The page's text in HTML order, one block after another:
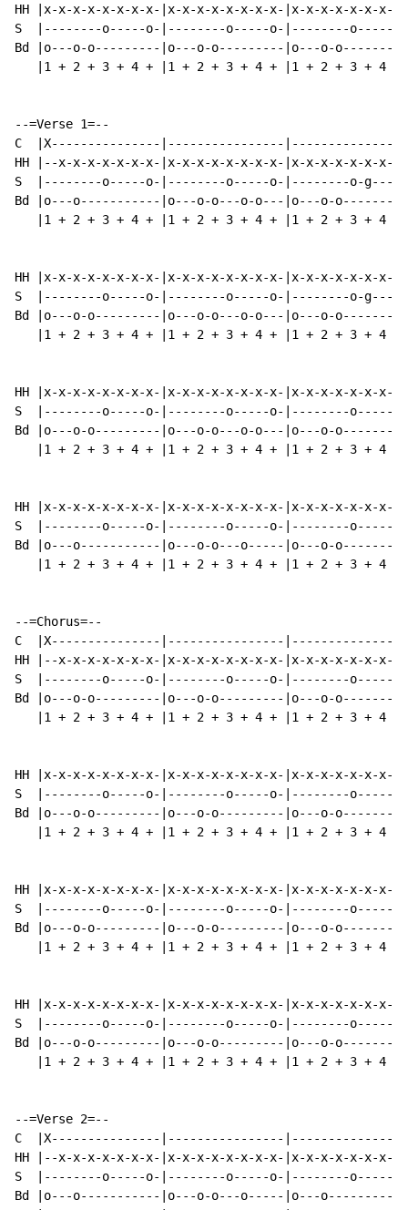
HH |x-x-x-x-x-x-x-x-|x-x-x-x-x-x-x-x-|x-x-x-x-x-x-x-
S  |--------o-----o-|--------o-----o-|--------o-----
Bd |o---o-o---------|o---o-o---------|o---o-
|1 + 2 + 3 + 4 + |1 + 2 + 3 + 4 + |1 + 2 + 3 + 4 +
--=Verse 1=--
C  |X---------------|----------------
HH |--x-x-x-x-x-x-x-|x-x-x-x-x-x-x-x-|x-x-x-x-x-x-x-
S  |--------o-----o-|--------o-----o-|--------o-g---
Bd |o---o-----------|o---o-o---o-o---|o---o-
|1 + 2 + 3 + 4 + |1 + 2 + 3 + 4 + |1 + 2 + 3 + 4 +
HH |x-x-x-x-x-x-x-x-|x-x-x-x-x-x-x-x-|x-x-x-x-x-x-x-
S  |--------o-----o-|--------o-----o-|--------o-g---
Bd |o---o-o---------|o---o-o---o-o---|o---o-
|1 + 2 + 3 + 4 + |1 + 2 + 3 + 4 + |1 + 2 + 3 + 4 +
HH |x-x-x-x-x-x-x-x-|x-x-x-x-x-x-x-x-|x-x-x-x-x-x-x-
S  |--------o-----o-|--------o-----o-|--------o-----
Bd |o---o-o---------|o---o-o---o-o---|o---o-
|1 + 2 + 3 + 4 + |1 + 2 + 3 + 4 + |1 + 2 + 3 + 4 +
HH |x-x-x-x-x-x-x-x-|x-x-x-x-x-x-x-x-|x-x-x-x-x-x-x-
S  |--------o-----o-|--------o-----o-|--------o-----
Bd |o---o-----------|o---o-o---o-----|o---o-
|1 + 2 + 3 + 4 + |1 + 2 + 3 + 4 + |1 + 2 + 3 + 4 +
--=Chorus=--
C  |X---------------|----------------
HH |--x-x-x-x-x-x-x-|x-x-x-x-x-x-x-x-|x-x-x-x-x-x-x-
S  |--------o-----o-|--------o-----o-|--------o-----
Bd |o---o-o---------|o---o-o---------|o---o-
|1 + 2 + 3 + 4 + |1 + 2 + 3 + 4 + |1 + 2 + 3 + 4 +
HH |x-x-x-x-x-x-x-x-|x-x-x-x-x-x-x-x-|x-x-x-x-x-x-x-
S  |--------o-----o-|--------o-----o-|--------o-----
Bd |o---o-o---------|o---o-o---------|o---o-
|1 + 2 + 3 + 4 + |1 + 2 + 3 + 4 + |1 + 2 + 3 + 4 +
HH |x-x-x-x-x-x-x-x-|x-x-x-x-x-x-x-x-|x-x-x-x-x-x-x-
S  |--------o-----o-|--------o-----o-|--------o-----
Bd |o---o-o---------|o---o-o---------|o---o-
|1 + 2 + 3 + 4 + |1 + 2 + 3 + 4 + |1 + 2 + 3 + 4 +
HH |x-x-x-x-x-x-x-x-|x-x-x-x-x-x-x-x-|x-x-x-x-x-x-x-
S  |--------o-----o-|--------o-----o-|--------o-----
Bd |o---o-o---------|o---o-o---------|o---o-
|1 + 2 + 3 + 4 + |1 + 2 + 3 + 4 + |1 + 2 + 3 + 4 +
--=Verse 2=--
C  |X---------------|----------------
HH |--x-x-x-x-x-x-x-|x-x-x-x-x-x-x-x-|x-x-x-x-x-x-x-
S  |--------o-----o-|--------o-----o-|--------o-----
Bd |o---o-----------|o---o-o---o-----|o---